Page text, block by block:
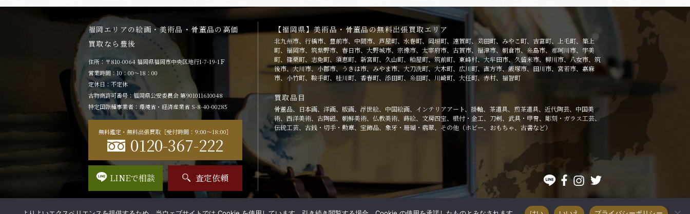
福岡エリアの絵画・美術品・骨董品の高価
買取なら豊後
住所：〒810-0064 福岡県福岡市中央区地行1-7-19-1Ｆ
営業時間：10：00～18：00
定休日：不定休
古物商許可番号：福岡県公安委員会 第901011610048
特定国際種事業者：環境省・経済産業省 S-8-40-00285
無料鑑定・無料出張買取［受付時間：9:00〜18:00］
0120-367-222
LINEで相談 査定依頼
【福岡県】美術品・骨董品の無料出張買取エリア
北九州市、行橋市、豊前市、中間市、芦屋町、水巻町、岡垣町、遠賀町、苅田町、みやこ町、吉富町、上毛町、築上
町、福岡市、筑紫野市、春日市、大野城市、宗像市、太宰府市、古賀市、福津市、朝倉市、糸島市、那珂川市、宇美
町、篠栗町、志免町、須恵町、新宮町、久山町、粕屋町、筑前町、東峰村、大牟田市、久留米市、柳川市、八女市、筑
後市、大川市、小郡市、うきは市、みやま市、大刀洗町、大木町、広川町、直方市、飯塚市、田川市、宮若市、嘉麻
市、小竹町、鞍手町、桂川町、香春町、添田町、糸田町、川崎町、大任町、赤村、福智町
買取品目
骨董品、日本画、洋画、版画、浮世絵、中国絵画、インテリアアート、掛軸、茶道具、煎茶道具、近代陶芸、中国美
術、西洋美術、古陶磁、朝鮮美術、仏教美術、蒔絵、文房四宝、根付・金工、刀剣、武具・甲冑、彫刻・ガラス工芸、
伝統工芸、古銭・切手・勲章、宝飾品、象牙・珊瑚・翡翠、その他（ホビー、おもちゃ、古書など）